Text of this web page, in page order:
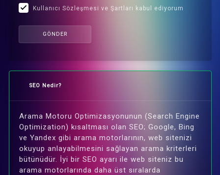
Kullanıcı Sözleşmesi ve Şartları kabul ediyorum
GÖNDER
SEO Nedir?
Arama Motoru Optimizasyonunun (Search Engine
Optimization) kısaltması olan SEO; Google, Bing
ve Yandex gibi arama motorlarının, web sitenizi
okuyup anlayabilmesini sağlayan arama kriterleri
bütünüdür. İyi bir SEO ayarı ile web siteniz bu
arama motorlarında daha üst sıralarda